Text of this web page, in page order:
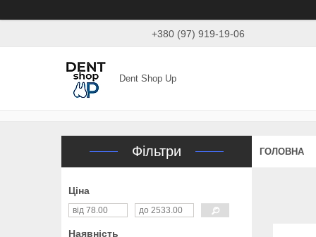
+380 (97) 919-19-06
Dent Shop Up
ГОЛОВНА
Фільтри
Ціна
Наявність